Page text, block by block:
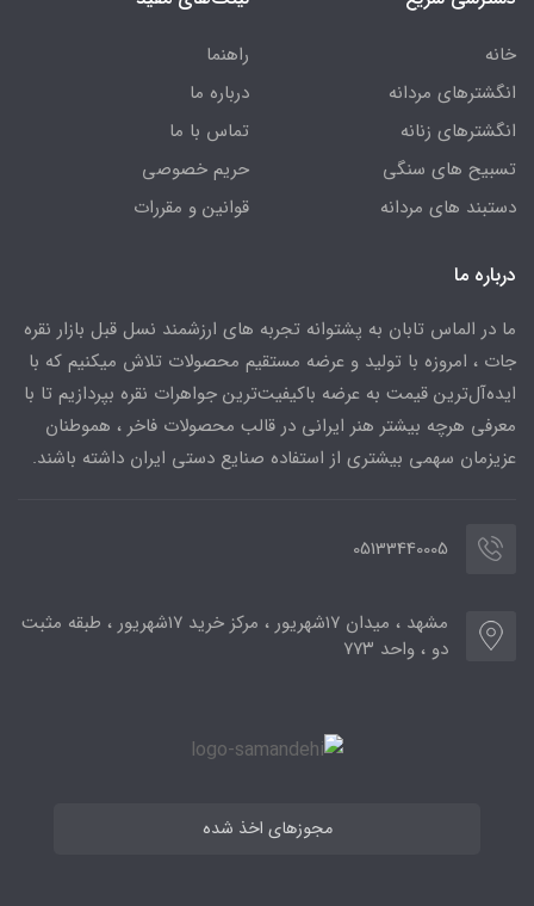
خانه
انگشترهای مردانه
انگشترهای زنانه
تسبیح های سنگی
دستبند های مردانه
راهنما
درباره ما
تماس با ما
حریم خصوصی
قوانین و مقررات
درباره ما
ما در الماس تابان به پشتوانه تجربه های ارزشمند نسل قبل بازار نقره
جات ، امروزه با تولید و عرضه مستقیم محصولات تلاش میکنیم که با
ایده‌آل‌ترین قیمت به عرضه باکیفیت‌ترین جواهرات نقره بپردازیم تا با
معرفی هرچه بیشتر هنر ایرانی در قالب محصولات فاخر ، هموطنان
عزیزمان سهمی بیشتری از استفاده صنایع دستی ایران داشته باشند.
05133440005
مشهد ، میدان ۱۷شهریور ، مرکز خرید ۱۷شهریور ، طبقه مثبت
دو ، واحد ۷۷۳
مجوزهای اخذ شده